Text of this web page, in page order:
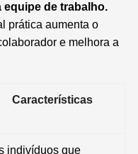
de trabalho.
prática aumenta o
e melhora a
Características
indivíduos que